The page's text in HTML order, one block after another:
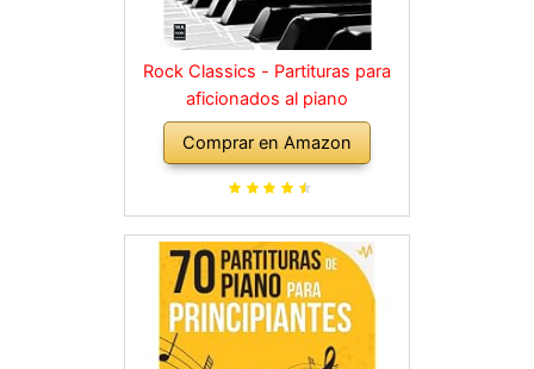
Rock Classics - Partituras para
aficionados al piano
Comprar en Amazon